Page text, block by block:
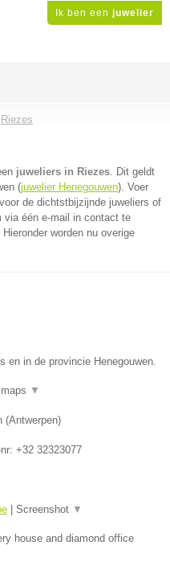
Ik ben een juwelier
Riezes
juweliers in Riezes. Dit geldt
(juwelier Henegouwen). Voer
de dichtstbijzijnde juweliers of
via één e-mail in contact te
worden nu overige
en in de provincie Henegouwen.
▼
(Antwerpen)
+32 32323077
Screenshot ▼
house and diamond office